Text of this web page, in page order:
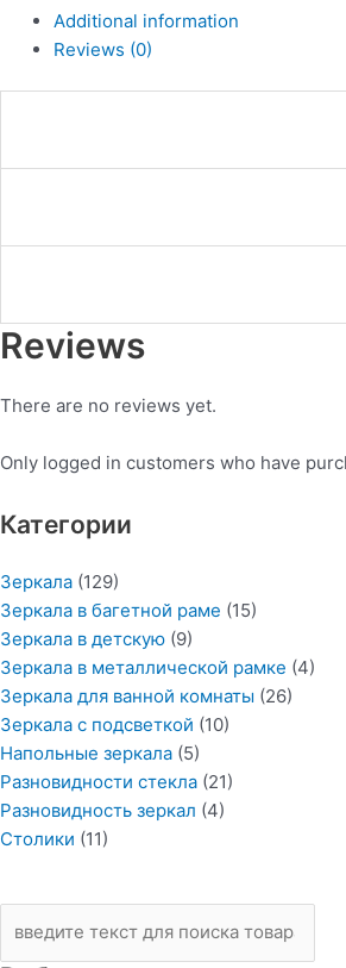
Additional information
Reviews (0)
Reviews
There are no reviews yet.
Only logged in customers who have
Категории
Зеркала (129)
Зеркала в багетной раме (15)
Зеркала в детскую (9)
Зеркала в металлической рамке (4)
Зеркала для ванной комнаты (26)
Зеркала с подсветкой (10)
Напольные зеркала (5)
Разновидности стекла (21)
Разновидность зеркал (4)
Столики (11)